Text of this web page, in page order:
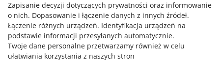
Zapisanie decyzji dotyczących prywatności oraz informowanie
o nich. Dopasowanie i łączenie danych z innych źródeł.
Łączenie różnych urządzeń. Identyfikacja urządzeń na
podstawie informacji przesyłanych automatycznie.
Twoje dane personalne przetwarzamy również w celu
ułatwiania korzystania z naszych stron
Zapytaj społeczność
Zajrzyj na Allegro Gadane